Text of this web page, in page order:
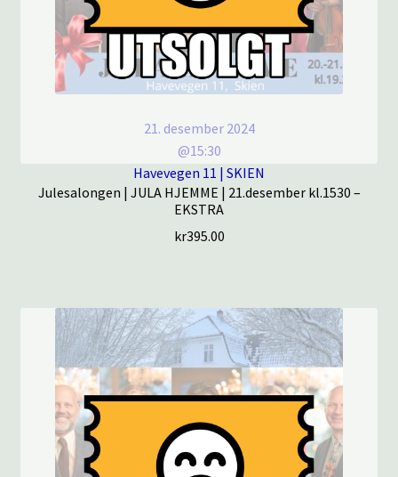
21. desember 2024
@15:30
Havevegen 11 | SKIEN
Julesalongen | JULA HJEMME | 21.desember kl.1530 –
EKSTRA
kr395.00